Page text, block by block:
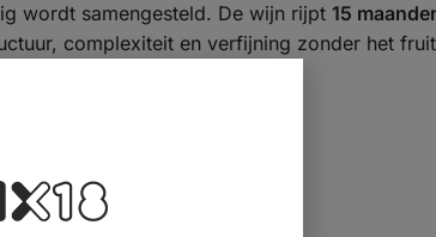
wordt samengesteld. De wijn rijpt 15
complexiteit en verfijning zonder het